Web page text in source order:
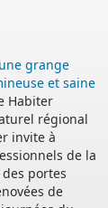
grange
et saine
Habiter
régional
invite à
de la
portes
de